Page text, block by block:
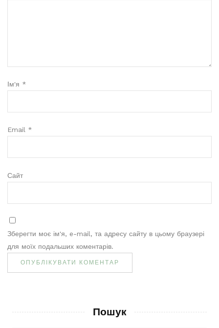
Ім'я *
Email *
Сайт
Зберегти моє ім'я, e-mail, та адресу сайту в цьому браузері
для моїх подальших коментарів.
Пошук